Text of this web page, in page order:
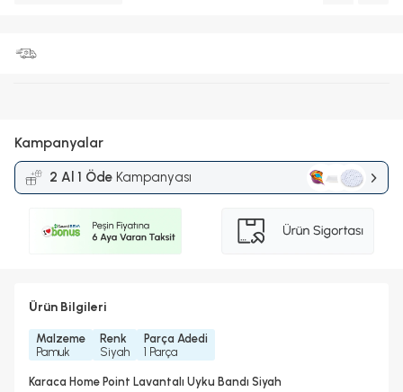
Kampanyalar
2 Al 1 Öde Kampanyası
Ürün Bilgileri
Malzeme
Pamuk
Renk
Siyah
Parça Adedi
1 Parça
Karaca Home Point Lavantalı Uyku Bandı Siyah